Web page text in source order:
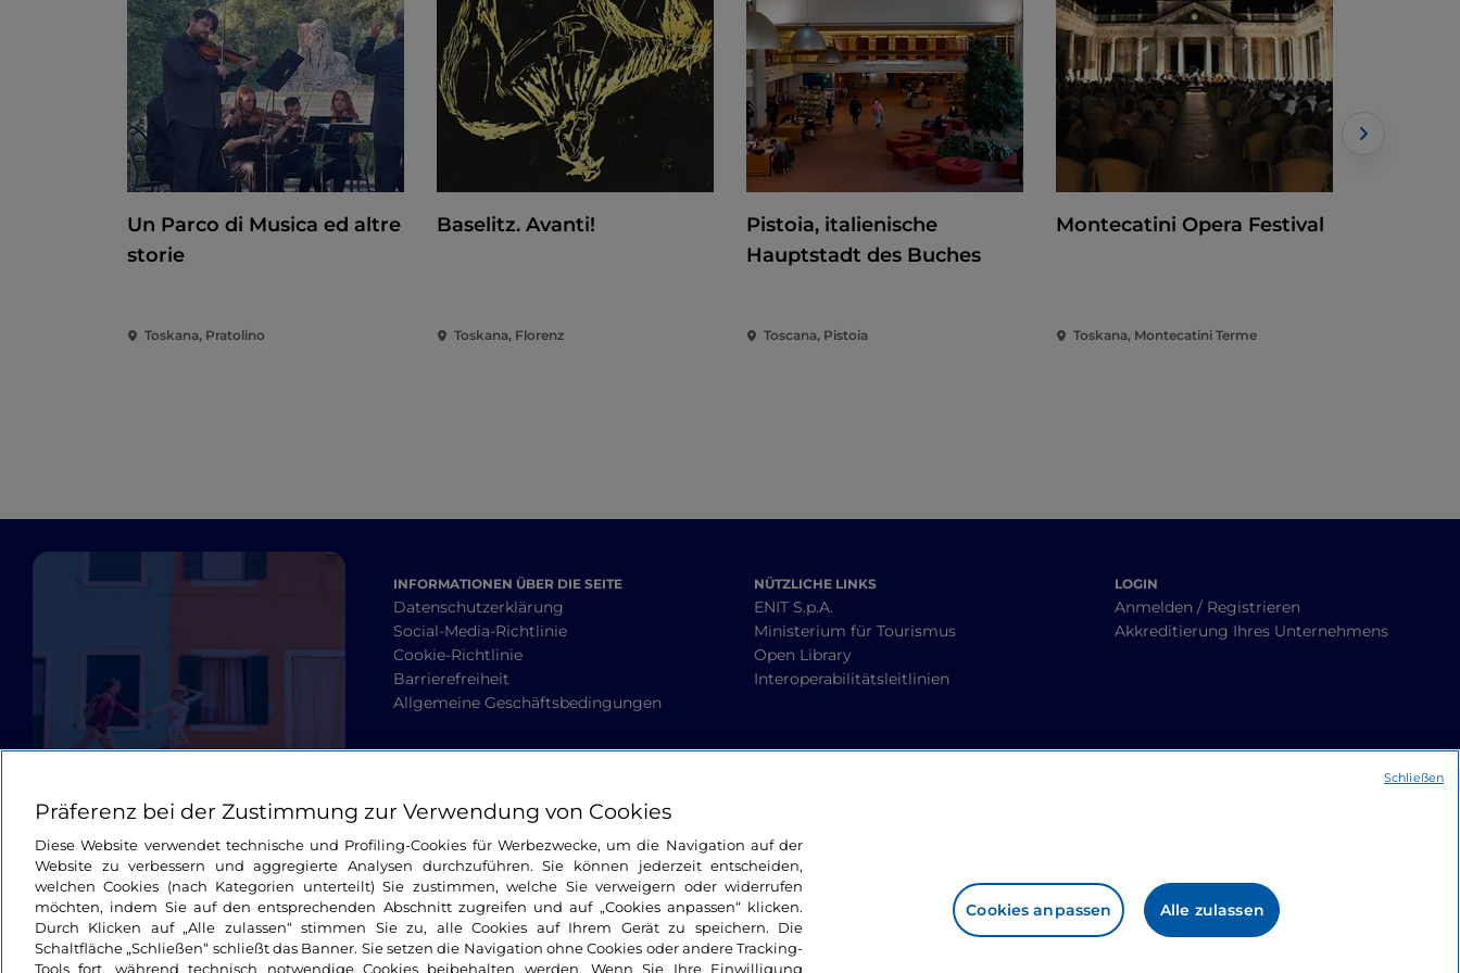
Un Parco di Musica ed altre
storie
Toskana, Pratolino
Baselitz. Avanti!
Toskana, Florenz
Pistoia, italienische
Hauptstadt des Buches
Toscana, Pistoia
Montecatini Opera Festival
Toskana, Montecatini Terme
INFORMATIONEN ÜBER DIE SEITE
Datenschutzerklärung
Social-Media-Richtlinie
Cookie-Richtlinie
Barrierefreiheit
Allgemeine Geschäftsbedingungen
NÜTZLICHE LINKS
ENIT S.p.A.
Ministerium für Tourismus
Open Library
Interoperabilitätsleitlinien
LOGIN
Anmelden / Registrieren
Akkreditierung Ihres Unternehmens
Präferenz bei der Zustimmung zur Verwendung von Cookies
Diese Website verwendet technische und Profiling-Cookies für Werbezwecke, um die Navigation auf der
Website zu verbessern und aggregierte Analysen durchzuführen. Sie können jederzeit entscheiden,
welchen Cookies (nach Kategorien unterteilt) Sie zustimmen, welche Sie verweigern oder widerrufen
möchten, indem Sie auf den entsprechenden Abschnitt zugreifen und auf „Cookies anpassen“ klicken.
Durch Klicken auf „Alle zulassen“ stimmen Sie zu, alle Cookies auf Ihrem Gerät zu speichern. Die
Schaltfläche „Schließen“ schließt das Banner. Sie setzen die Navigation ohne Cookies oder andere Tracking-
Tools fort, während technisch notwendige Cookies beibehalten werden. Wenn Sie Ihre Einwilligung
Cookies anpassen Alle zulassen
Schließen